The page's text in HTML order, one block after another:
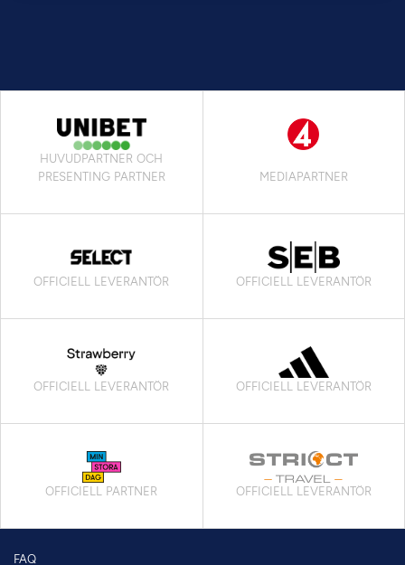
HUVUDPARTNER OCH
PRESENTING PARTNER
MEDIAPARTNER
OFFICIELL LEVERANTÖR OFFICIELL LEVERANTÖR
OFFICIELL LEVERANTÖR OFFICIELL LEVERANTÖR
OFFICIELL PARTNER OFFICIELL LEVERANTÖR
FAQ